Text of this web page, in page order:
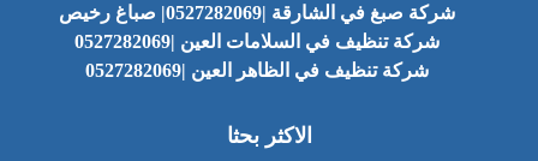
شركة صبغ في الشارقة |0527282069| صباغ رخيص
شركة تنظيف في السلامات العين |0527282069
شركة تنظيف في الظاهر العين |0527282069
الاكثر بحثا